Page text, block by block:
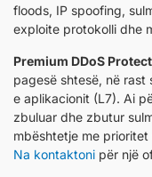
floods, IP spoofing,
exploite protokolli dhe
Premium DDoS
pagesë shtesë, në rast
e aplikacionit (L7). Ai
zbuluar dhe zbutur
mbështetje me
Na kontaktoni për një